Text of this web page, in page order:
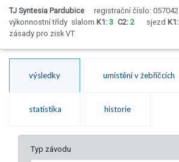
TJ Syntesia Pardubice
registrační číslo: 057042
výkonnostní třídy slalom K1: 3 C2: 2 sjezd K1:
zásady pro zisk VT
výsledky umístění v žebříčcích
statistika historie
Typ závodu